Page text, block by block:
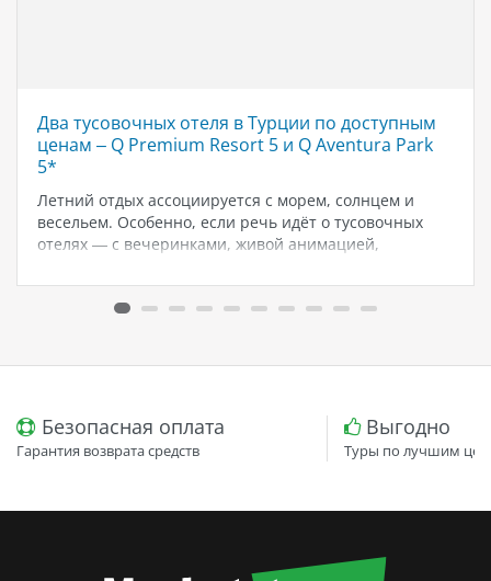
Два тусовочных отеля в Турции по доступным
ценам – Q Premium Resort 5 и Q Aventura Park
5*
Летний отдых ассоциируется с морем, солнцем и
весельем. Особенно, если речь идёт о тусовочных
отелях — с вечеринками, живой анимацией,
два отеля в Турции выделяются среди прочих своей
атмосферой, комфортом и доступной…
Безопасная оплата
Гарантия возврата средств
Выгодно
Туры по лучшим